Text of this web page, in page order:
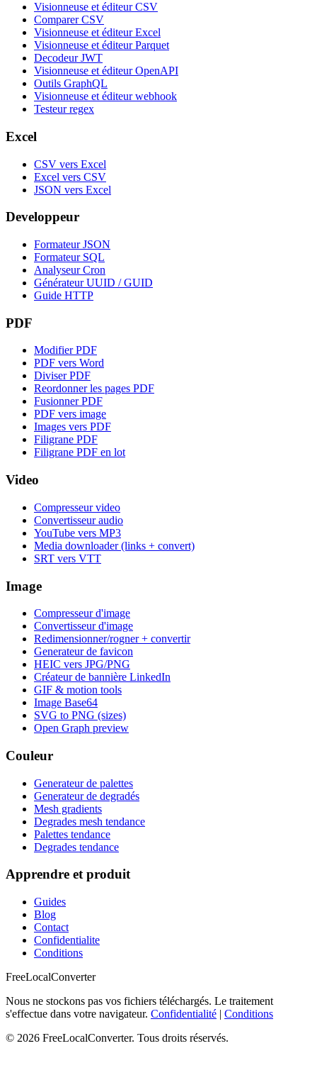
Visionneuse et éditeur CSV
Comparer CSV
Visionneuse et éditeur Excel
Visionneuse et éditeur Parquet
Decodeur JWT
Visionneuse et éditeur OpenAPI
Outils GraphQL
Visionneuse et éditeur webhook
Testeur regex
Excel
CSV vers Excel
Excel vers CSV
JSON vers Excel
Developpeur
Formateur JSON
Formateur SQL
Analyseur Cron
Générateur UUID / GUID
Guide HTTP
PDF
Modifier PDF
PDF vers Word
Diviser PDF
Reordonner les pages PDF
Fusionner PDF
PDF vers image
Images vers PDF
Filigrane PDF
Filigrane PDF en lot
Video
Compresseur video
Convertisseur audio
YouTube vers MP3
Media downloader (links + convert)
SRT vers VTT
Image
Compresseur d'image
Convertisseur d'image
Redimensionner/rogner + convertir
Generateur de favicon
HEIC vers JPG/PNG
Créateur de bannière LinkedIn
GIF & motion tools
Image Base64
SVG to PNG (sizes)
Open Graph preview
Couleur
Generateur de palettes
Generateur de degradés
Mesh gradients
Degrades mesh tendance
Palettes tendance
Degrades tendance
Apprendre et produit
Guides
Blog
Contact
Confidentialite
Conditions
FreeLocalConverter
Nous ne stockons pas vos fichiers téléchargés. Le traitement
s'effectue dans votre navigateur. Confidentialité | Conditions
© 2026 FreeLocalConverter. Tous droits réservés.